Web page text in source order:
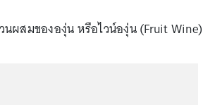
ผสมขององุ่น หรือไวน์องุ่น (Fruit Wine)